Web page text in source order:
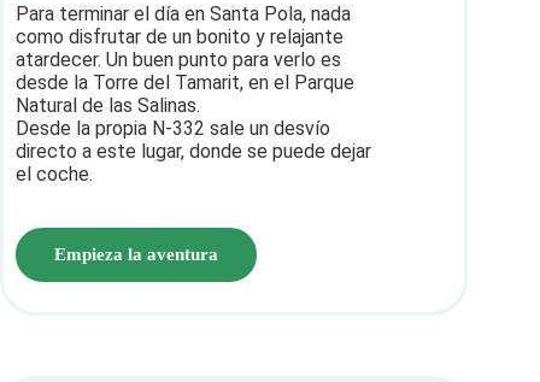
Para terminar el día en Santa Pola, nada
como disfrutar de un bonito y relajante
atardecer. Un buen punto para verlo es
desde la Torre del Tamarit, en el Parque
Natural de las Salinas.
Desde la propia N-332 sale un desvío
directo a este lugar, donde se puede dejar
el coche.
Empieza la aventura